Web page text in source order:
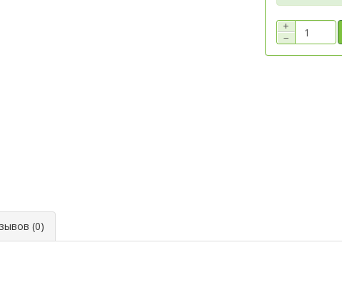
+
−
(0)